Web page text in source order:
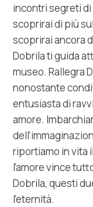
incontri segreti
scoprirai di più
scoprirai ancora
Dobrila ti guida
museo. Rallegra
nonostante
entusiasta di
amore.
riportiamo in vita
l'amore vince
Dobrila, questi
l'eternità.